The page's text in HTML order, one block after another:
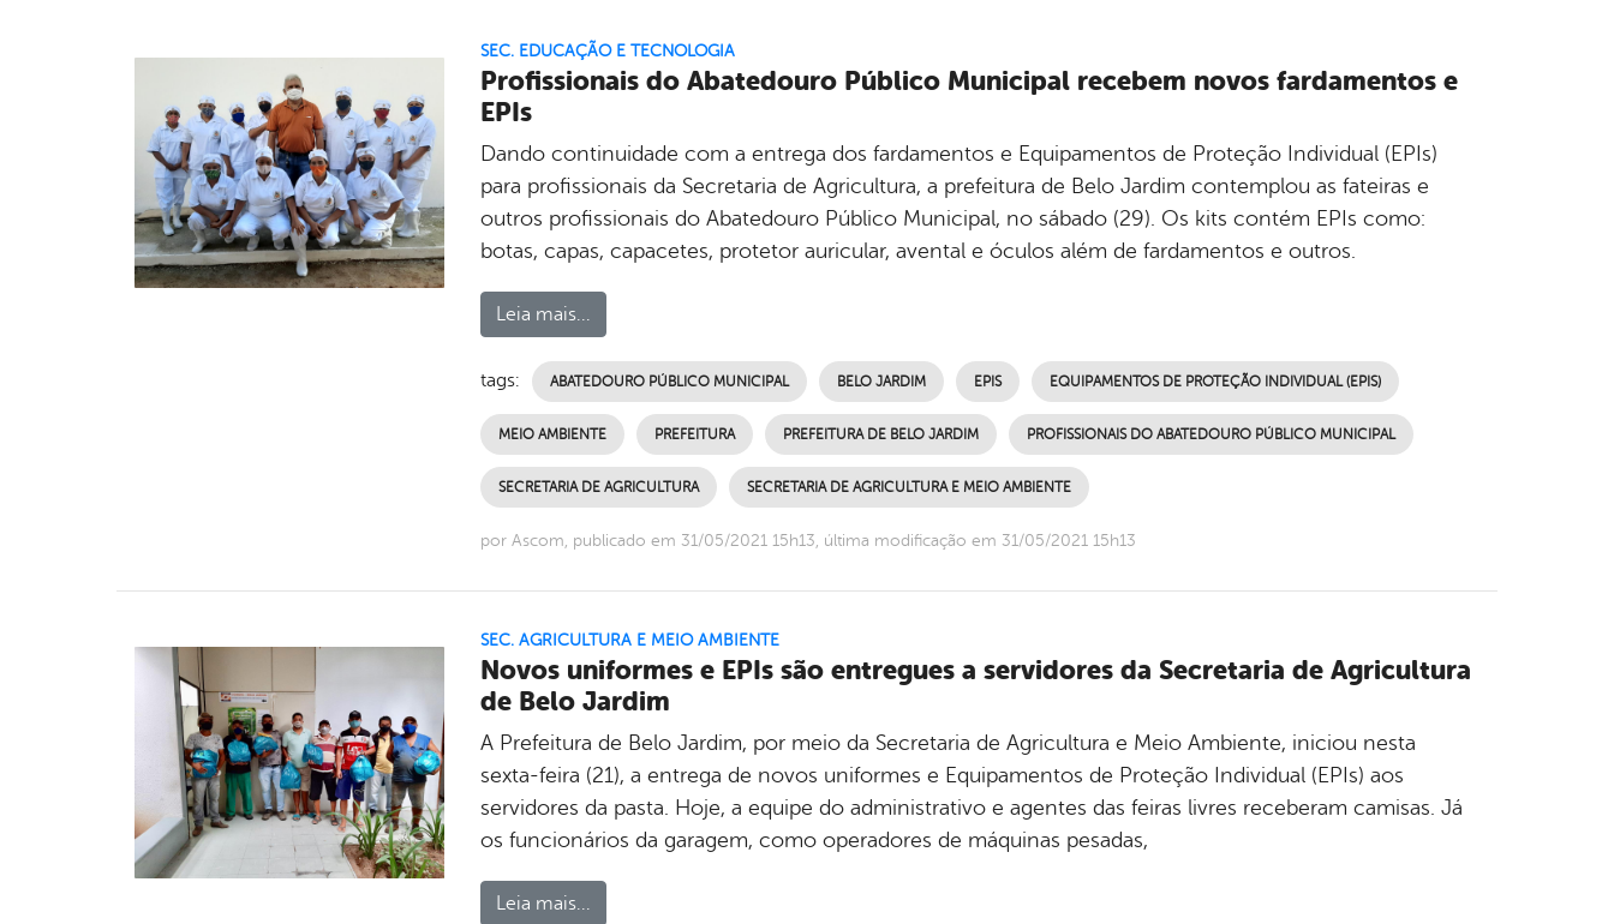
SEC. EDUCAÇÃO E TECNOLOGIA
Profissionais do Abatedouro Público Municipal recebem novos fardamentos e
EPIs
Dando continuidade com a entrega dos fardamentos e Equipamentos de Proteção Individual (EPIs)
para profissionais da Secretaria de Agricultura, a prefeitura de Belo Jardim contemplou as fateiras e
outros profissionais do Abatedouro Público Municipal, no sábado (29). Os kits contém EPIs como:
botas, capas, capacetes, protetor auricular, avental e óculos além de fardamentos e outros.
Leia mais...
tags: ABATEDOURO PÚBLICO MUNICIPAL BELO JARDIM EPIS EQUIPAMENTOS DE PROTEÇÃO INDIVIDUAL (EPIS)
MEIO AMBIENTE PREFEITURA PREFEITURA DE BELO JARDIM PROFISSIONAIS DO ABATEDOURO PÚBLICO MUNICIPAL
SECRETARIA DE AGRICULTURA SECRETARIA DE AGRICULTURA E MEIO AMBIENTE
por Ascom, publicado em 31/05/2021 15h13, última modificação em 31/05/2021 15h13
SEC. AGRICULTURA E MEIO AMBIENTE
Novos uniformes e EPIs são entregues a servidores da Secretaria de Agricultura
de Belo Jardim
A Prefeitura de Belo Jardim, por meio da Secretaria de Agricultura e Meio Ambiente, iniciou nesta
sexta-feira (21), a entrega de novos uniformes e Equipamentos de Proteção Individual (EPIs) aos
servidores da pasta. Hoje, a equipe do administrativo e agentes das feiras livres receberam camisas. Já
os funcionários da garagem, como operadores de máquinas pesadas,
Leia mais...